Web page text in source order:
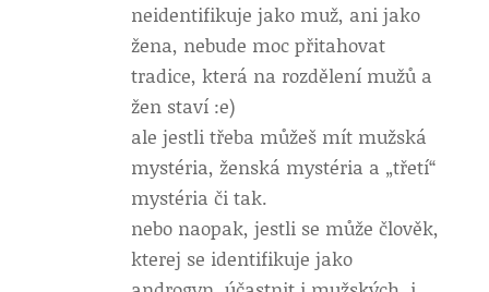
neidentifikuje jako muž, ani jako
žena, nebude moc přitahovat
tradice, která na rozdělení mužů a
žen staví :e)
ale jestli třeba můžeš mít mužská
mystéria, ženská mystéria a „třetí“
mystéria či tak.
nebo naopak, jestli se může člověk,
kterej se identifikuje jako